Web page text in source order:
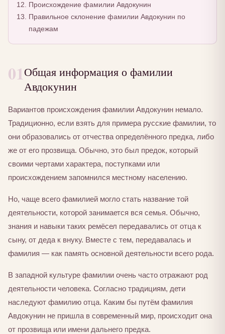
Происхождение фамилии Авдокунин
Правильное склонение фамилии Авдокунин по
падежам
01Общая информация о фамилии
Авдокунин
Вариантов происхождения фамилии Авдокунин немало.
Традиционно, если взять для примера русские фамилии, то
они образовались от отчества определённого предка, либо
же от его прозвища. Обычно, это был предок, который
своими чертами характера, поступками или
происхождением запомнился местному населению.
Но, чаще всего фамилией могло стать название той
деятельности, которой занимается вся семья. Обычно,
знания и навыки таких ремёсел передавались от отца к
сыну, от деда к внуку. Вместе с тем, передавалась и
фамилия — как память основной деятельности всего рода.
В западной культуре фамилии очень часто отражают род
деятельности человека. Согласно традициям, дети
наследуют фамилию отца. Каким бы путём фамилия
Авдокунин не пришла в современный мир, происходит она
от прозвища или имени дальнего предка.